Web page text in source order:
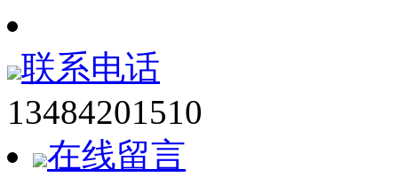
联系电话
13484201510
在线留言